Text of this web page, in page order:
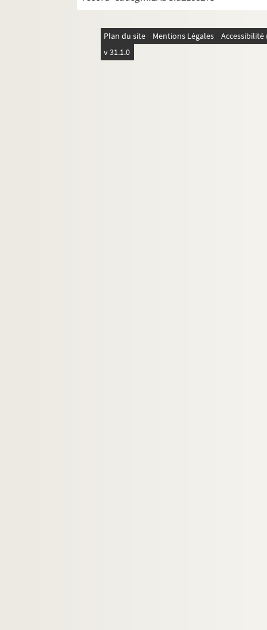
Plan du site Mentions Légales
v 31.1.0